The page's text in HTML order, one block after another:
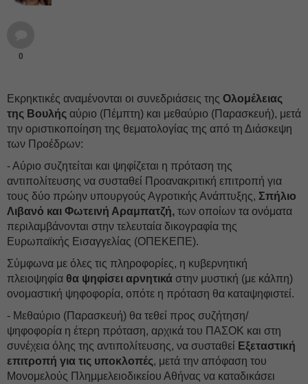
0
Εκρηκτικές αναμένονται οι συνεδριάσεις της Ολομέλειας
της Βουλής αύριο (Πέμπτη) και μεθαύριο (Παρασκευή), μετά
την οριστικοποίηση της θεματολογίας της από τη Διάσκεψη
των Προέδρων:
- Αύριο συζητείται και ψηφίζεται η πρόταση της
αντιπολίτευσης να συσταθεί Προανακριτική επιτροπή για
τους δύο πρώην υπουργούς Αγροτικής Ανάπτυξης, Σπήλιο
Λιβανό και Φωτεινή Αραμπατζή, των οποίων τα ονόματα
περιλαμβάνονται στην τελευταία δικογραφία της
Ευρωπαϊκής Εισαγγελίας (ΟΠΕΚΕΠΕ).
Σύμφωνα με όλες τις πληροφορίες, η κυβερνητική
πλειοψηφία θα ψηφίσει αρνητικά στην μυστική (με κάλπη)
ονομαστική ψηφοφορία, οπότε η πρόταση θα καταψηφιστεί.
- Μεθαύριο (Παρασκευή) θα τεθεί προς συζήτηση/
ψηφοφορία η έτερη πρόταση, αρχικά του ΠΑΣΟΚ και στη
συνέχεια όλης της αντιπολίτευσης, να συσταθεί Εξεταστική
επιτροπή για τις υποκλοπές, μετά την απόφαση του
Μονομελούς Πλημμελειοδικείου Αθήνας να καταδικάσει